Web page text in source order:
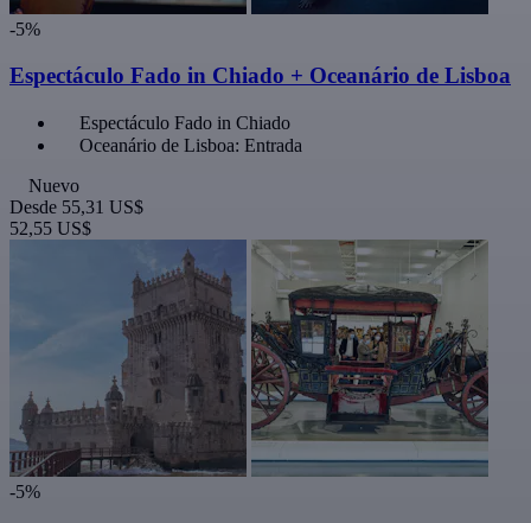
-5%
Espectáculo Fado in Chiado + Oceanário de Lisboa
Espectáculo Fado in Chiado
Oceanário de Lisboa: Entrada
Nuevo
Desde 55,31 US$
52,55 US$
-5%